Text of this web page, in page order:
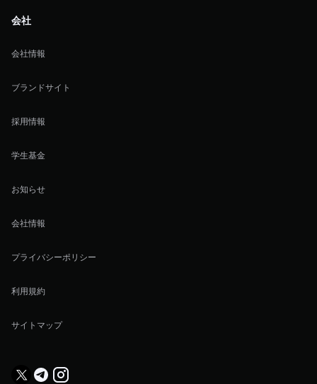
会社
会社情報
ブランドサイト
採用情報
学生基金
お知らせ
会社情報
プライバシーポリシー
利用規約
サイトマップ